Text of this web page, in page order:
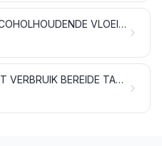
DRANKEN, ALCOHOLHOUDENDE VLOEISTOFFEN EN AZIJN
TABAK EN TOT VERBRUIK BEREIDE TABAKSSURROGATEN; PRODUCTEN, AL DAN NIET NICOTINE BEVATTENDE, BESTEMD VOOR INHALATIE ZONDER VERBRANDING; ANDERE NICOTINE BEVATTENDE PRODUCTEN, BESTEMD VOOR DE OPNAME VAN NICOTINE IN HET MENSELIJK LICHAAM